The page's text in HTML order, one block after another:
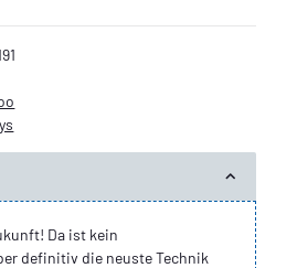
Da ist kein
definitiv die neuste Technik